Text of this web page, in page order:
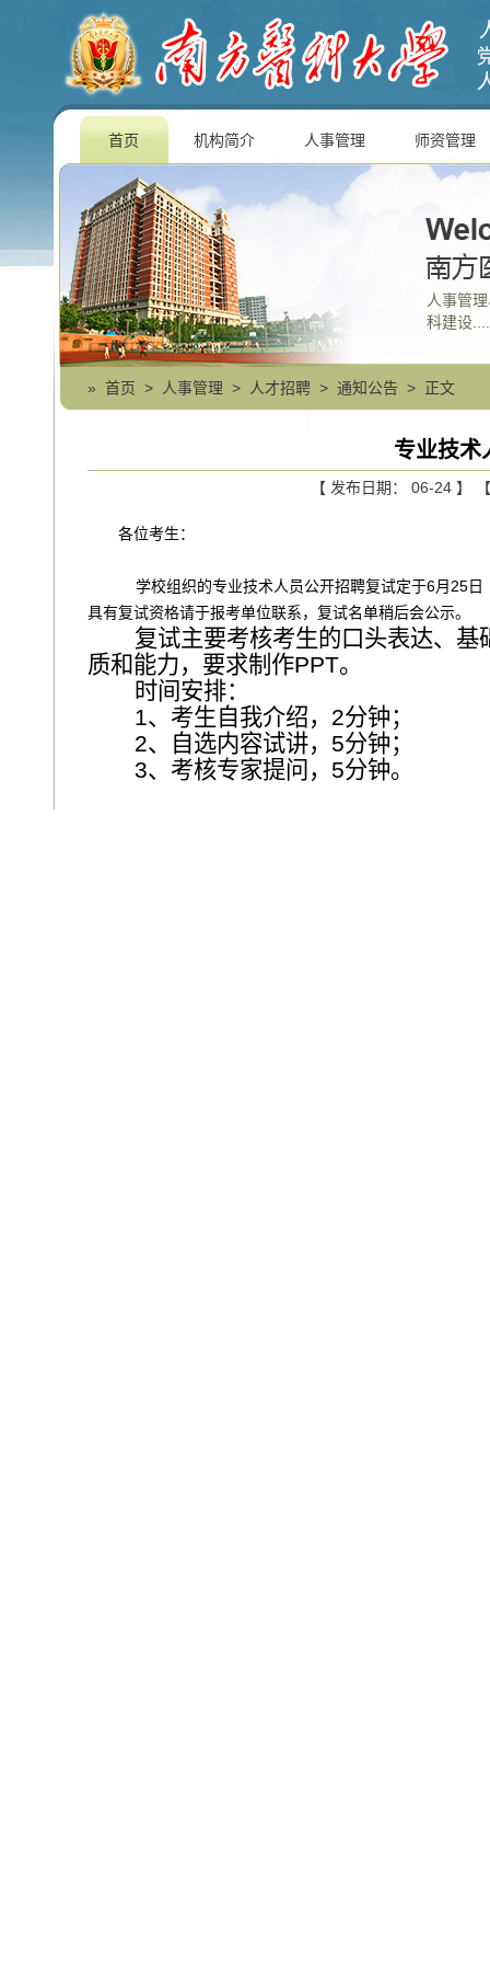
首页 机构简介 人事管理 师资管理
人事管
科建设
» 首页 > 人事管理 > 人才招聘 > 通知公告 > 正文
专业技术
【 发布日期： 06-24 】
各位考生：
学校组织的专业技术人员公开招聘复试定于6月25日
具有复试资格请于报考单位联系，复试名单稍后会公示。
复试主要考核考生的口头表达、
质和能力，要求制作PPT。
时间安排：
1、考生自我介绍， 2分钟；
2、自选内容试讲， 5分钟；
3、考核专家提问， 5分钟。